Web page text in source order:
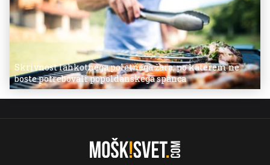
Skrivnost lahkotnega poletnega žara, po katerem ne
boste potrebovali popoldanskega spanca